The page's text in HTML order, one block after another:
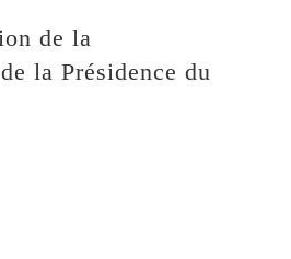
de la
la Présidence du